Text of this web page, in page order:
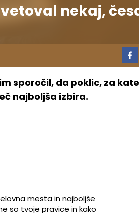
nekaj,
sporočil, da poklic, za
najboljša izbira.
mesta in najboljše
so tvoje pravice in kako